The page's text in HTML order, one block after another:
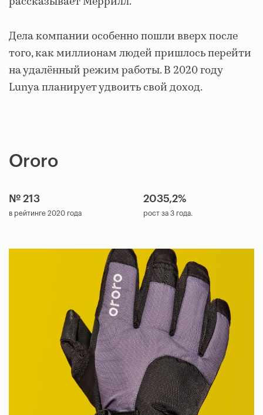
Дела компании особенно пошли вверх после
того, как миллионам людей пришлось перейти
на удалённый режим работы. В 2020 году
Lunya планирует удвоить свой доход.
Ororo
№ 213
в рейтинге 2020 года
2035,2%
рост за 3 года.